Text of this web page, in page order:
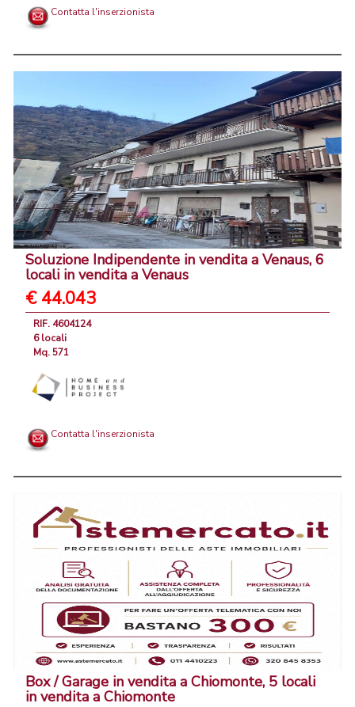
Contatta l'inserzionista
Soluzione Indipendente in vendita a Venaus, 6
locali in vendita a Venaus
€ 44.043
RIF. 4604124
6 locali
Mq. 571
Contatta l'inserzionista
Box / Garage in vendita a Chiomonte, 5 locali
in vendita a Chiomonte